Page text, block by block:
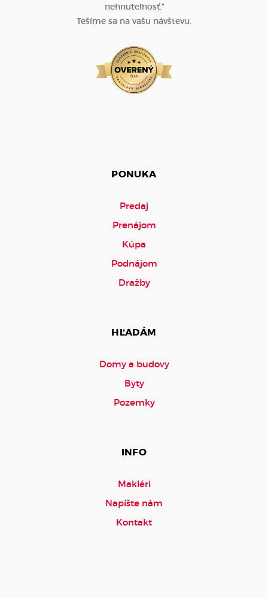
nehnuteľnosť.“
Tešíme sa na vašu návštevu.
PONUKA
Predaj
Prenájom
Kúpa
Podnájom
Dražby
HĽADÁM
Domy a budovy
Byty
Pozemky
INFO
Makléri
Napíšte nám
Kontakt